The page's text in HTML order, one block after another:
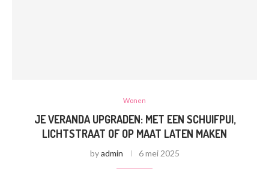
Wonen
JE VERANDA UPGRADEN: MET EEN SCHUIFPUI,
LICHTSTRAAT OF OP MAAT LATEN MAKEN
byadmin 6 mei 2025